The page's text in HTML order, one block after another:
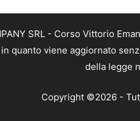
SRL - Corso Vittorio
quanto viene aggiornato
della legge
Copyright ©2026 -